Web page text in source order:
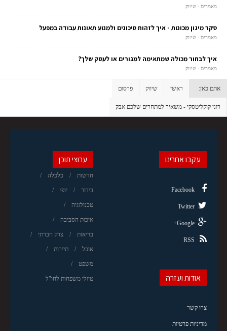
מאמרים - שיווק
סקר מיגון מכונות - איך לזהות סיכונים ולמנוע תאונות עבודה במפעל
מאמרים - שיווק
איך לבחור מכולה שמתאימה למגורים או לעסק שלך?
מאמרים - שיווק
אתם כאן: ראשי שיווק פרסום
רוני קוקליטסקי - משאיר למתחרים שלכם אבק
ערוצי תוכן
חדשות כלכלה
בידור יופי
טכנולוגיה
איכות הסביבה
בריאות צדק חברתי
אוכל תיירות
משפט
טיולי משפחות לחו"ל
עקבו אחרינו
Facebook
Twitter
Google+
RSS
אודות ועזרה
צרו קשר
מדיניות פרטיות